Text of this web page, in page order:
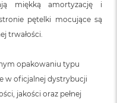
miękką amortyzację i
pętelki mocujące są
trwałości.
opakowaniu typu
w oficjalnej dystrybucji
jakości oraz pełnej